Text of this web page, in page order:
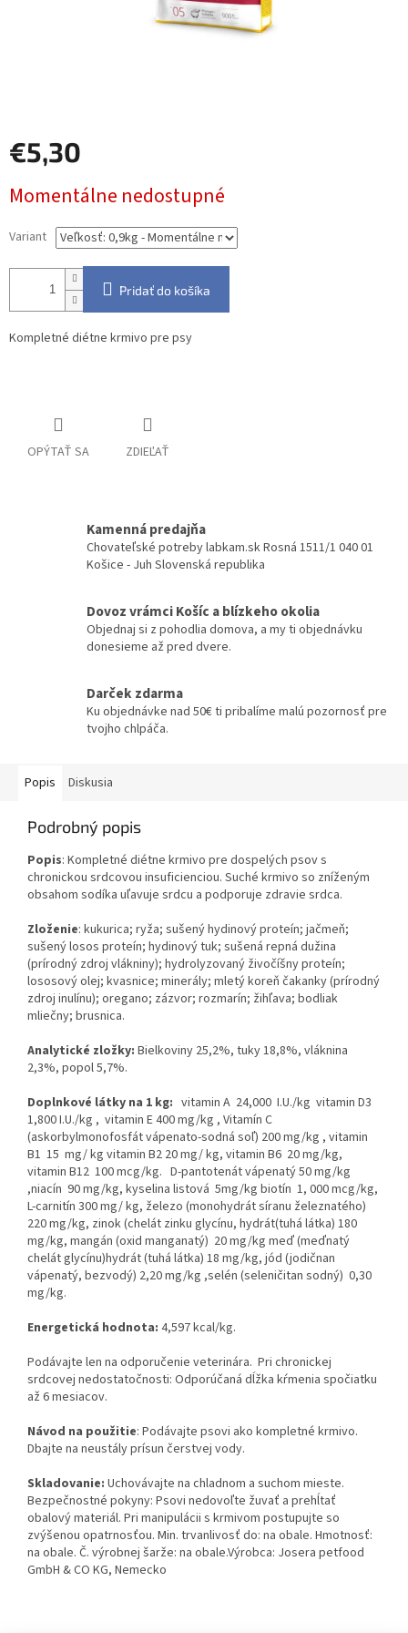
€5,30
cena:
Momentálne nedostupné
Variant
Pridať do košíka
Kompletné diétne krmivo pre psy
OPÝTAŤ SA ZDIEĽAŤ
Kamenná predajňa
Chovateľské potreby labkam.sk Rosná 1511/1 040 01
Košice - Juh Slovenská republika
Dovoz vrámci Košíc a blízkeho okolia
Objednaj si z pohodlia domova, a my ti objednávku
donesieme až pred dvere.
Darček zdarma
Ku objednávke nad 50€ ti pribalíme malú pozornosť pre
tvojho chlpáča.
Popis Diskusia
Podrobný popis
Popis: Kompletné diétne krmivo pre dospelých psov s
chronickou srdcovou insuficienciou. Suché krmivo so zníženým
obsahom sodíka uľavuje srdcu a podporuje zdravie srdca.
Zloženie: kukurica; ryža; sušený hydinový proteín; jačmeň;
sušený losos proteín; hydinový tuk; sušená repná dužina
(prírodný zdroj vlákniny); hydrolyzovaný živočíšny proteín;
lososový olej; kvasnice; minerály; mletý koreň čakanky (prírodný
zdroj inulínu); oregano; zázvor; rozmarín; žihľava; bodliak
mliečny; brusnica.
Analytické zložky: Bielkoviny 25,2%, tuky 18,8%, vláknina
2,3%, popol 5,7%.
Doplnkové látky na 1 kg: vitamin A 24,000 I.U./kg vitamin D3
1,800 I.U./kg , vitamin E 400 mg/kg , Vitamín C
(askorbylmonofosfát vápenato-sodná soľ) 200 mg/kg , vitamin
B1 15 mg/ kg vitamin B2 20 mg/ kg, vitamin B6 20 mg/kg,
vitamin B12 100 mcg/kg. D-pantotenát vápenatý 50 mg/kg
,niacín 90 mg/kg, kyselina listová 5mg/kg biotín 1, 000 mcg/kg,
L-carnitín 300 mg/ kg, železo (monohydrát síranu železnatého)
220 mg/kg, zinok (chelát zinku glycínu, hydrát(tuhá látka) 180
mg/kg, mangán (oxid manganatý) 20 mg/kg meď (meďnatý
chelát glycínu)hydrát (tuhá látka) 18 mg/kg, jód (jodičnan
vápenatý, bezvodý) 2,20 mg/kg ,selén (seleničitan sodný) 0,30
mg/kg.
Energetická hodnota: 4,597 kcal/kg.
Podávajte len na odporučenie veterinára. Pri chronickej
srdcovej nedostatočnosti: Odporúčaná dĺžka kŕmenia spočiatku
až 6 mesiacov.
Návod na použitie: Podávajte psovi ako kompletné krmivo.
Dbajte na neustály prísun čerstvej vody.
Skladovanie: Uchovávajte na chladnom a suchom mieste.
Bezpečnostné pokyny: Psovi nedovoľte žuvať a prehĺtať
obalový materiál. Pri manipulácii s krmivom postupujte so
zvýšenou opatrnosťou. Min. trvanlivosť do: na obale. Hmotnosť:
na obale. Č. výrobnej šarže: na obale.Výrobca: Josera petfood
GmbH & CO KG, Nemecko